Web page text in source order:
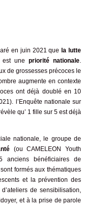
en juin 2021 quela lutte
est unepriorité nationale
de grossesses précoces le
augmente en contexte
ont déjà doublé en 10
l’Enquête nationale sur
qu’ 1 fille sur 5 est déjà
nationale, le groupe de
(ou CAMELEON Youth
anciens bénéficiaires de
formés aux thématiques
et la prévention des
de sensibilisation,
et à la prise de parole